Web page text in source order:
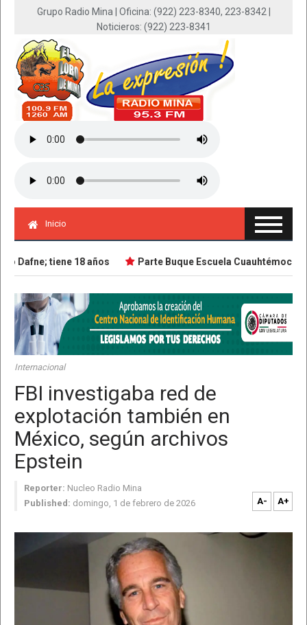
Grupo Radio Mina | Oficina: (922) 223-8340, 223-8342 |
Noticieros: (922) 223-8341
Inicio
tiene 18 años Parte Buque Escuela Cuauhtémoc en
Internacional
FBI investigaba red de
explotación también en
México, según archivos
Epstein
Reporter: Nucleo Radio Mina
Published: domingo, 1 de febrero de 2026 A- A+